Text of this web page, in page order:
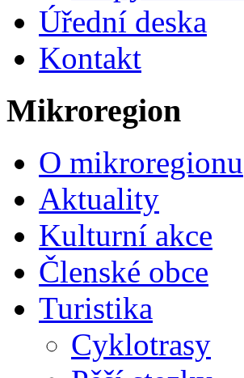
Úřední deska
Kontakt
Mikroregion
O mikroregionu
Aktuality
Kulturní akce
Členské obce
Turistika
Cyklotrasy